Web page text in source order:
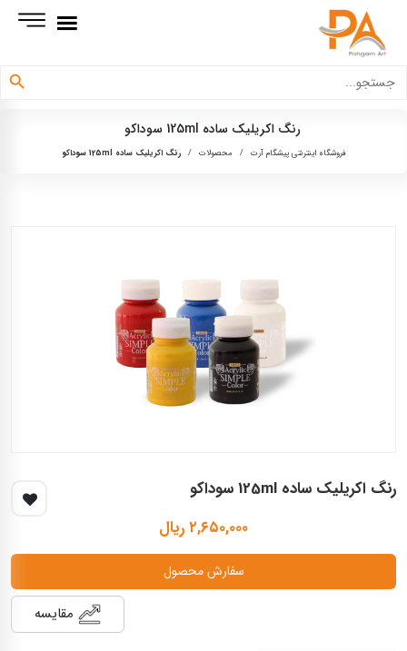
برای:
دکمه جستجو
رنگ اكريليک ساده 125ml سوداكو
فروشگاه اینترنتی پیشگام آرت / محصولات / رنگ اكريليک ساده 125ml سوداكو
رنگ اكريليک ساده 125ml سوداكو
۲,۶۵۰,۰۰۰ ریال
سفارش محصول
مقایسه